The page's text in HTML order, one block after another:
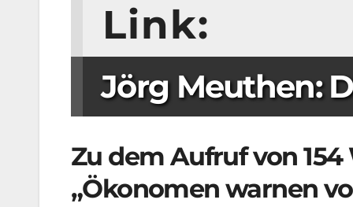
Link:
Jörg Meuthen:
Zu dem Aufruf von
„Ökonomen warnen